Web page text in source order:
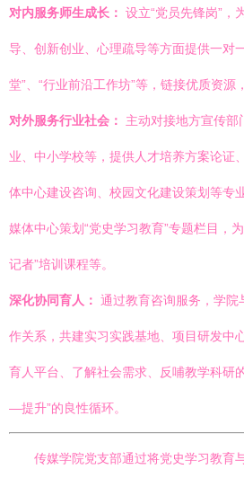
对内服务师生成长： 设立“党员先锋岗”，
导、创新创业、心理疏导等方面提供一对
堂”、“行业前沿工作坊”等，链接优质资源
对外服务行业社会： 主动对接地方宣传部
业、中小学校等，提供人才培养方案论证
体中心建设咨询、校园文化建设策划等专
媒体中心策划“党史学习教育”专题栏目，
记者”培训课程等。
深化协同育人： 通过教育咨询服务，学院
作关系，共建实习实践基地、项目研发中
育人平台、了解社会需求、反哺教学科研
—提升”的良性循环。
传媒学院党支部通过将党史学习教育